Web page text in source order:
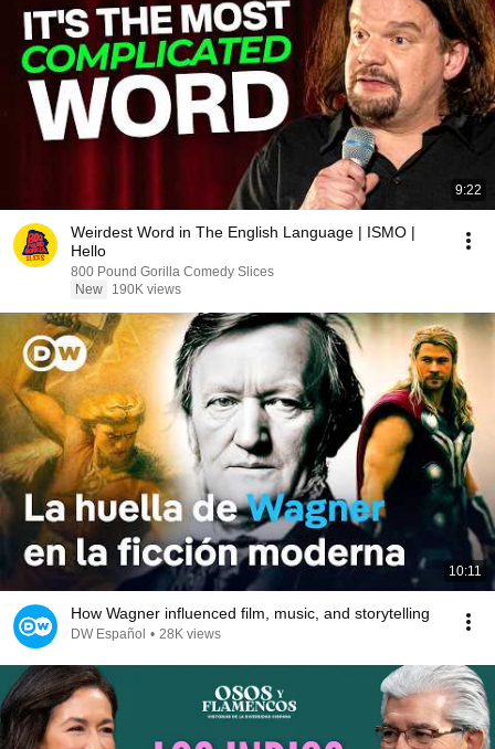
9:22
Weirdest Word in The English Language | ISMO |
Hello
800 Pound Gorilla Comedy Slices
New
190K views
10:11
How Wagner influenced film, music, and storytelling
DW Español • 28K views